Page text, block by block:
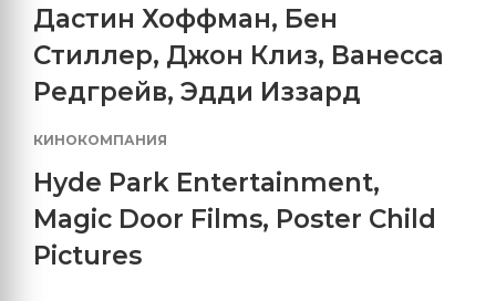
Дастин Хоффман, Бен
Стиллер, Джон Клиз, Ванесса
Редгрейв, Эдди Иззард
КИНОКОМПАНИЯ
Hyde Park Entertainment,
Magic Door Films, Poster Child
Pictures